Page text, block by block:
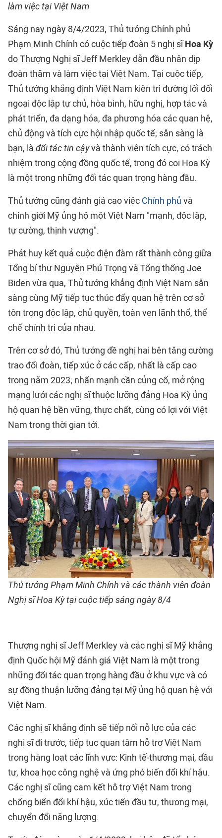
làm việc tại Việt Nam
Sáng nay ngày 8/4/2023, Thủ tướng Chính phủ
Phạm Minh Chính có cuộc tiếp đoàn 5 nghị sĩHoa Kỳ
do Thượng Nghị sĩ Jeff Merkley dẫn đầu nhân dịp
đoàn thăm và làm việc tại Việt Nam. Tại cuộc tiếp,
Thủ tướng khẳng định Việt Nam kiên trì đường lối đối
ngoại độc lập tự chủ, hòa bình, hữu nghị, hợp tác và
phát triển, đa dạng hóa, đa phương hóa các quan hệ,
chủ động và tích cực hội nhập quốc tế; sẵn sàng là
bạn, là đối tác tin cậyvà thành viên tích cực, có trách
nhiệm trong cộng đồng quốc tế, trong đó coi Hoa Kỳ
là một trong những đối tác quan trọng hàng đầu.
Thủ tướng cũng đánh giá cao việc Chính phủ và
chính giới Mỹ ủng hộ một Việt Nam "mạnh, độc lập,
tự cường, thịnh vượng".
Phát huy kết quả cuộc điện đàm rất thành công giữa
Tổng bí thư Nguyễn Phú Trọng và Tổng thống Joe
Biden vừa qua, Thủ tướng khẳng định Việt Nam sẵn
sàng cùng Mỹ tiếp tục thúc đẩy quan hệ trên cơ sở
tôn trọng độc lập, chủ quyền, toàn vẹn lãnh thổ, thể
chế chính trị của nhau.
Trên cơ sở đó, Thủ tướng đề nghị hai bên tăng cường
trao đổi đoàn, tiếp xúc ở các cấp, nhất là cấp cao
trong năm 2023; nhấn mạnh cần củng cố, mở rộng
mạng lưới các nghị sĩ thuộc lưỡng đảng Hoa Kỳ ủng
hộ quan hệ bền vững, thực chất, cùng có lợi với Việt
Nam trong thời gian tới.
Thủ tướng Phạm Minh Chính và các thành viên đoàn
Nghị sĩ Hoa Kỳ tại cuộc tiếp sáng ngày 8/4
Thượng nghị sĩ Jeff Merkley và các nghị sĩ Mỹ khẳng
định Quốc hội Mỹ đánh giá Việt Nam là một trong
những đối tác quan trọng hàng đầu ở khu vực và có
sự đồng thuận lưỡng đảng tại Mỹ ủng hộ quan hệ với
Việt Nam.
Các nghị sĩ khẳng định sẽ tiếp nối nỗ lực của các
nghị sĩ đi trước, tiếp tục quan tâm hỗ trợ Việt Nam
trong hàng loạt các lĩnh vực: Kinh tế-thương mại, đầu
tư, khoa học công nghệ và ứng phó biến đổi khí hậu.
Các nghị sĩ cũng cam kết hỗ trợ Việt Nam trong
chống biến đổi khí hậu, xúc tiến đầu tư, thương mại,
chuyển đổi năng lượng.